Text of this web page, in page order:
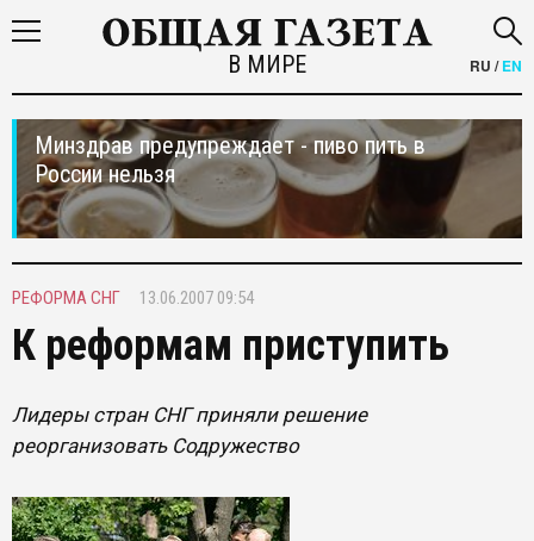
В МИРЕ RU /EN
Минздрав предупреждает - пиво пить в
России нельзя
РЕФОРМА СНГ 13.06.2007 09:54
К реформам приступить
Лидеры стран СНГ приняли решение
реорганизовать Содружество